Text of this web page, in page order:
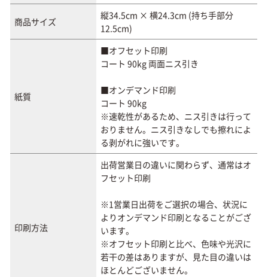
商品サイズ
縦34.5cm × 横24.3cm (持ち手部分
12.5cm)
紙質
■オフセット印刷
コート 90kg 両面ニス引き
■オンデマンド印刷
コート 90kg
※速乾性があるため、ニス引きは行って
おりません。ニス引きなしでも擦れによ
る剥がれに強いです。
印刷方法
出荷営業日の違いに関わらず、通常はオ
フセット印刷
※1営業日出荷をご選択の場合、状況に
よりオンデマンド印刷となることがござ
います。
※オフセット印刷と比べ、色味や光沢に
若干の差はありますが、見た目の違いは
ほとんどございません。